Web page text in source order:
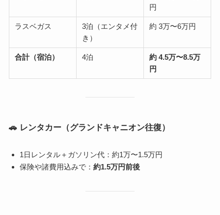
円
ラスベガス
3泊（エンタメ付
き）
約 3万〜6万円
合計（宿泊） 4泊
約 4.5万〜8.5万
円
🚗 レンタカー（グランドキャニオン往復）
1日レンタル＋ガソリン代：約1万〜1.5万円
保険や諸費用込みで：約1.5万円前後